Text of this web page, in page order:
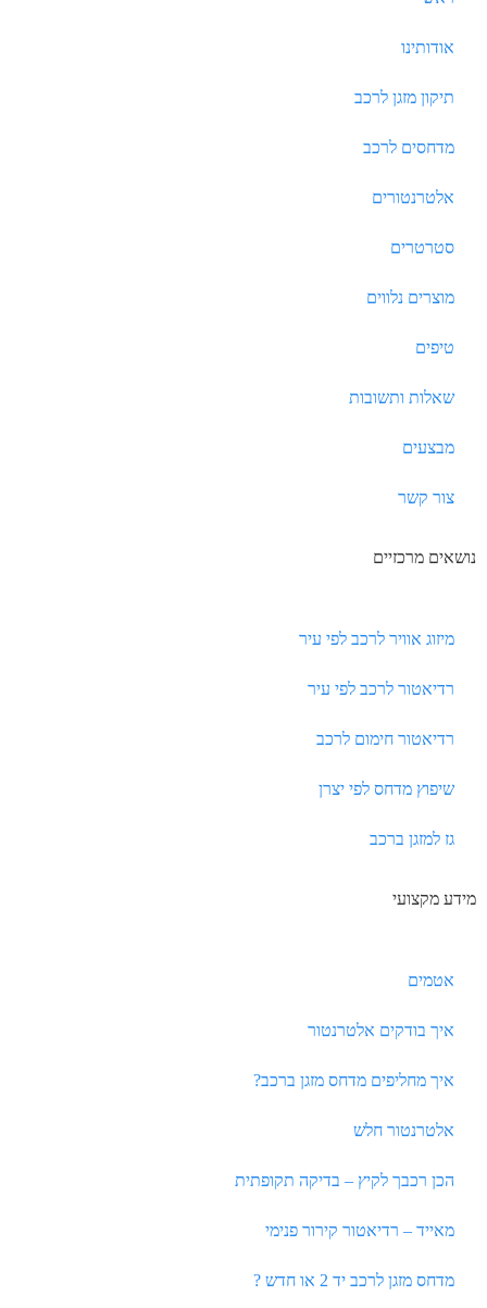
אודותינו
תיקון מזגן לרכב
מדחסים לרכב
אלטרנטורים
סטרטרים
מוצרים נלווים
טיפים
שאלות ותשובות
מבצעים
צור קשר
נושאים מרכזיים
מיזוג אוויר לרכב לפי עיר
רדיאטור לרכב לפי עיר
רדיאטור חימום לרכב
שיפוץ מדחס לפי יצרן
גז למזגן ברכב
מידע מקצועי
אטמים
איך בודקים אלטרנטור
איך מחליפים מדחס מזגן ברכב?
אלטרנטור חלש
הכן רכבך לקיץ – בדיקה תקופתית
מאייד – רדיאטור קירור פנימי
מדחס מזגן לרכב יד 2 או חדש ?